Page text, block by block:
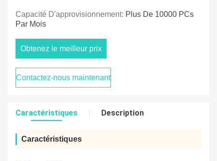
Capacité D'approvisionnement: Plus De 10000 PCs
Par Mois
Obtenez le meilleur prix
Contactez-nous maintenant
Caractéristiques Description
Caractéristiques